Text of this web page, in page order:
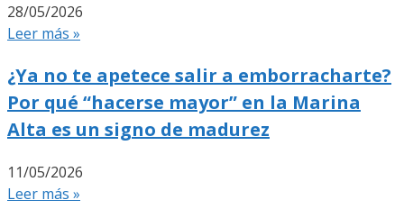
28/05/2026
Leer más »
¿Ya no te apetece salir a emborracharte?
Por qué “hacerse mayor” en la Marina
Alta es un signo de madurez
11/05/2026
Leer más »